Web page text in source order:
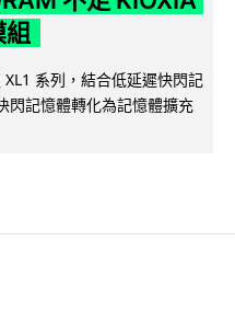
系列，結合低延遲快閃記
閃記憶體轉化為記憶體擴充